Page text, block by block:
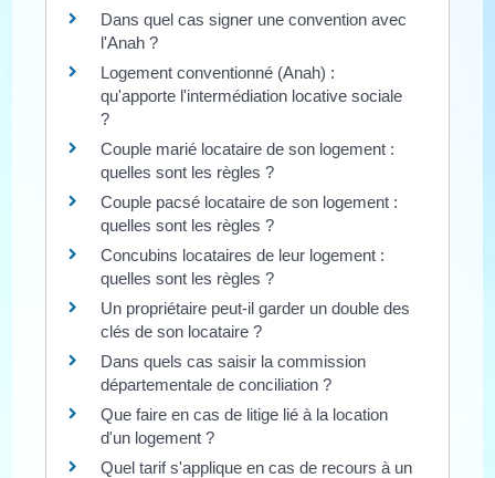
Dans quel cas signer une convention avec
l'Anah ?
Logement conventionné (Anah) :
qu'apporte l'intermédiation locative sociale
?
Couple marié locataire de son logement :
quelles sont les règles ?
Couple pacsé locataire de son logement :
quelles sont les règles ?
Concubins locataires de leur logement :
quelles sont les règles ?
Un propriétaire peut-il garder un double des
clés de son locataire ?
Dans quels cas saisir la commission
départementale de conciliation ?
Que faire en cas de litige lié à la location
d'un logement ?
Quel tarif s'applique en cas de recours à un